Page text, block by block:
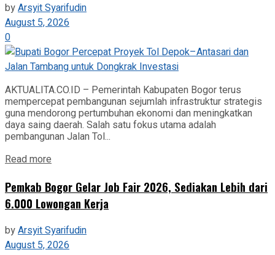
byArsyit Syarifudin
August 5, 2026
0
AKTUALITA.CO.ID – Pemerintah Kabupaten Bogor terus
mempercepat pembangunan sejumlah infrastruktur strategis
guna mendorong pertumbuhan ekonomi dan meningkatkan
daya saing daerah. Salah satu fokus utama adalah
pembangunan Jalan Tol...
Read more
Pemkab Bogor Gelar Job Fair 2026, Sediakan Lebih dari
6.000 Lowongan Kerja
byArsyit Syarifudin
August 5, 2026